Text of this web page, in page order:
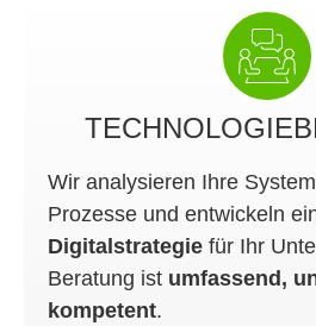
Wir analysieren Ihre
Prozesse und entwickeln
Digitalstrategie für Ihr
Beratung ist umfassend,
kompetent.